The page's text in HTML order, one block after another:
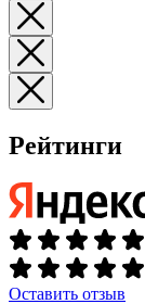
Рейтинги
Оставить отзыв